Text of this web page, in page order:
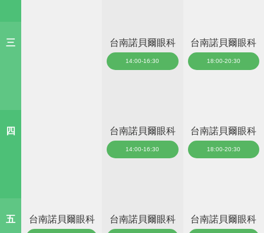
三 台南諾貝爾眼科
14:00-16:30
台南諾貝爾眼科
18:00-20:30
四 台南諾貝爾眼科
14:00-16:30
台南諾貝爾眼科
18:00-20:30
五 台南諾貝爾眼科 台南諾貝爾眼科 台南諾貝爾眼科